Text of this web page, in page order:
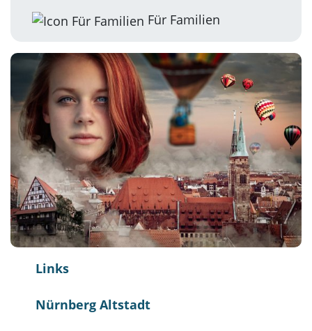
Für Familien
Links
Nürnberg Altstadt